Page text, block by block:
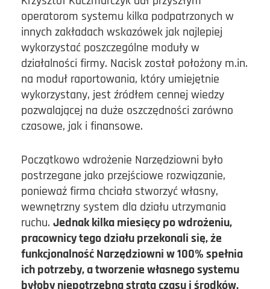
operatorom systemu kilka podpatrzonych w
innych zakładach wskazówek jak najlepiej
wykorzystać poszczególne moduły w
działalności firmy. Nacisk został położony m.in.
na moduł raportowania, który umiejętnie
wykorzystany, jest źródłem cennej wiedzy
pozwalającej na duże oszczędności zarówno
czasowe, jak i finansowe.
Początkowo wdrożenie Narzędziowni było
postrzegane jako przejściowe rozwiązanie,
ponieważ firma chciała stworzyć własny,
wewnętrzny system dla działu utrzymania
ruchu. Jednak kilka miesięcy po wdrożeniu,
pracownicy tego działu przekonali się, że
funkcjonalność Narzędziowni w 100% spełnia
ich potrzeby, a tworzenie własnego systemu
byłoby niepotrzebną stratą czasu i środków.